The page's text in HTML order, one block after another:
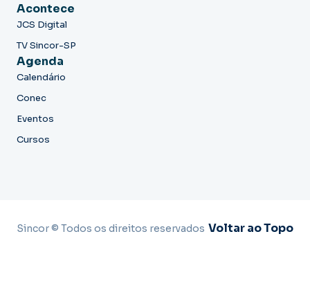
Acontece
JCS Digital
TV Sincor-SP
Agenda
Calendário
Conec
Eventos
Cursos
Sincor © Todos os direitos reservados Voltar ao Topo